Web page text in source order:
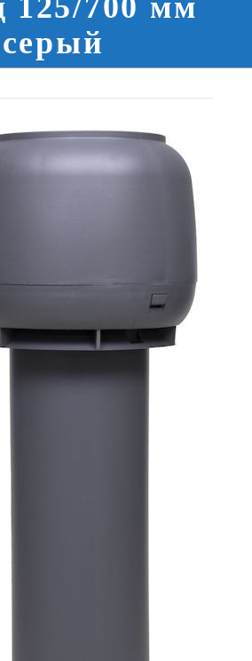
125/700 мм
серый